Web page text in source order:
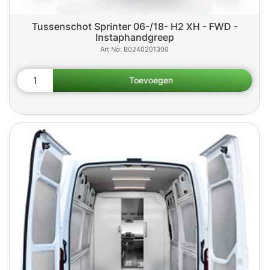
Tussenschot Sprinter 06-/18- H2 XH - FWD -
Instaphandgreep
B0240201300